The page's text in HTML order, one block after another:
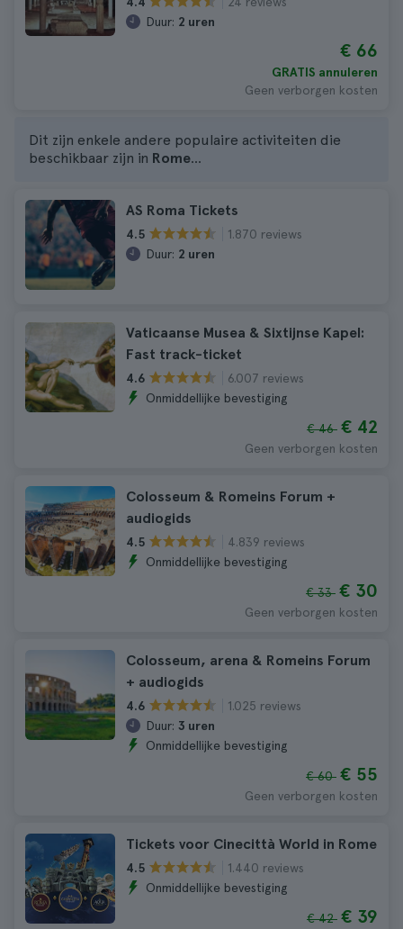
Duur: 2 uren
€ 66
GRATIS annuleren
Geen verborgen kosten
Dit zijn enkele andere populaire activiteiten die
beschikbaar zijn in Rome...
AS Roma Tickets
4.5
1.870 reviews
Duur: 2 uren
Vaticaanse Musea & Sixtijnse Kapel:
Fast track-ticket
4.6
6.007 reviews
Onmiddellijke bevestiging
€ 46 € 42
Geen verborgen kosten
Colosseum & Romeins Forum +
audiogids
4.5
4.839 reviews
Onmiddellijke bevestiging
€ 33 € 30
Geen verborgen kosten
Colosseum, arena & Romeins Forum
+ audiogids
4.6
1.025 reviews
Duur: 3 uren
Onmiddellijke bevestiging
€ 60 € 55
Geen verborgen kosten
Tickets voor Cinecittà World in Rome
4.5
1.440 reviews
Onmiddellijke bevestiging
€ 42 € 39